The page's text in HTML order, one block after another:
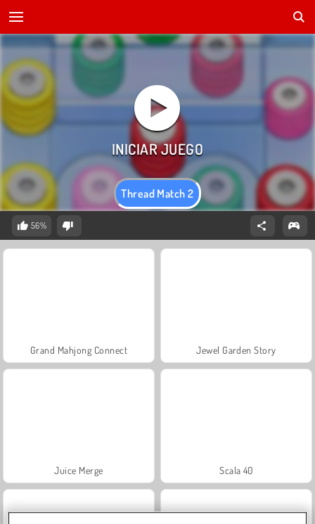
Thread Match 2
56%
Grand Mahjong Connect Jewel Garden Story
Juice Merge Scala 40